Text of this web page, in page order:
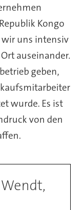
Kongo
wir uns intensiv
auseinander.
geben,
wurde. Es ist
von den